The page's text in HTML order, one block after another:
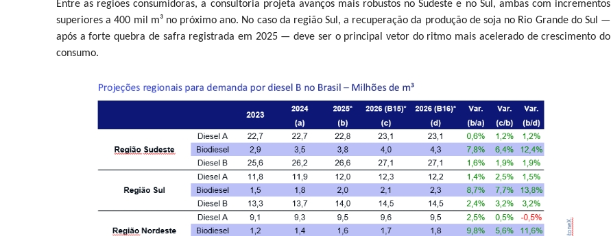
Entre as regiões consumidoras, a consultoria projeta avanços mais robustos no Sudeste e no Sul, ambas com incrementos
superiores a 400 mil m³ no próximo ano. No caso da região Sul, a recuperação da produção de soja no Rio Grande do Sul —
após a forte quebra de safra registrada em 2025 — deve ser o principal vetor do ritmo mais acelerado de crescimento do
consumo.